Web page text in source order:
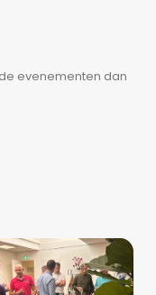
evenementen dan